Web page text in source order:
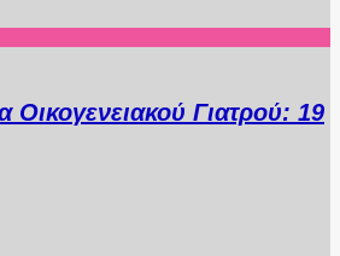
Οικογενειακού Γιατρού: 19